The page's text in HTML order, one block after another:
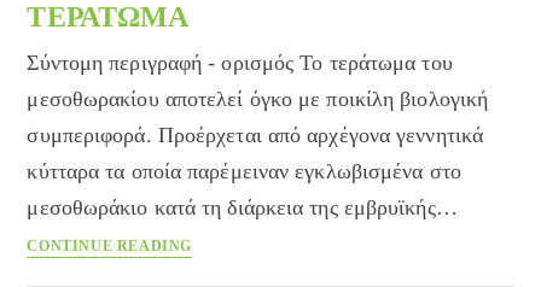
ΤΕΡΑΤΩΜΑ
Σύντομη περιγραφή - ορισμός Το τεράτωμα του
μεσοθωρακίου αποτελεί όγκο με ποικίλη βιολογική
συμπεριφορά. Προέρχεται από αρχέγονα γεννητικά
κύτταρα τα οποία παρέμειναν εγκλωβισμένα στο
μεσοθωράκιο κατά τη διάρκεια της εμβρυϊκής…
CONTINUE READING